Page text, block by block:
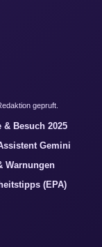
gepruft.
Besuch 2025
Gemini
Warnungen
(EPA)